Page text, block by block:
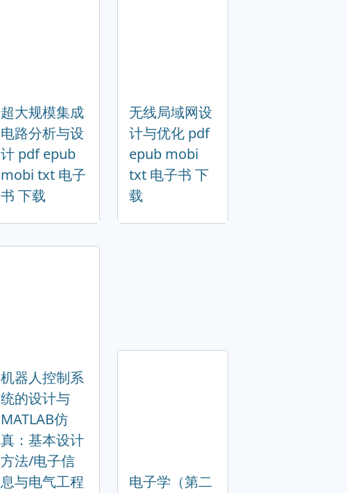
超大规模集成
电路分析与设
计 pdf epub
mobi txt 电子
书 下载
无线局域网设
计与优化 pdf
epub mobi
txt 电子书 下
载
机器人控制系
统的设计与
MATLAB仿
真：基本设计
方法/电子信
息与电气工程
电子学（第二